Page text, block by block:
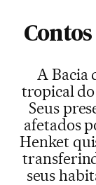
A Bacia
tropical
Seus
afetados
Henket
seus